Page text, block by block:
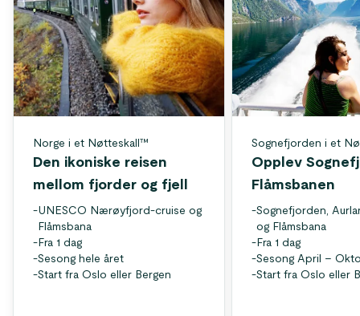
Norge i et Nøtteskall™
Den ikoniske reisen
mellom fjorder og fjell
-UNESCO Nærøyfjord-cruise og
Flåmsbana
- Fra 1 dag
-Sesong hele året
-Start fra Oslo eller Bergen
Sognefjorden i et
Opplev
Flåmsbanen
-Sognefjorden,
og Flåmsbana
- Fra 1 dag
-Sesong April –
-Start fra Oslo eller